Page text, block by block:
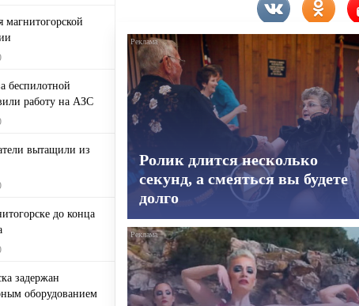
магнитогорской
беспилотной
работу на АЗС
вытащили из
до конца
задержан
оборудованием
Ролик длится несколько
секунд, а смеяться вы будете
долго